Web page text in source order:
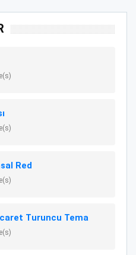
Red
Turuncu Tema